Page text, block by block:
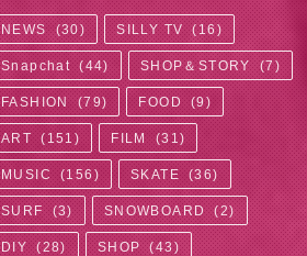
NEWS (30) SILLY TV (16)
Snapchat (44) SHOP＆STORY (7)
FASHION (79) FOOD (9 )
ART ( 151 ) FILM (31)
MUSIC (156 ) SKATE (36)
SURF (3) SNOWBOARD (2)
DIY (28) SHOP (43)